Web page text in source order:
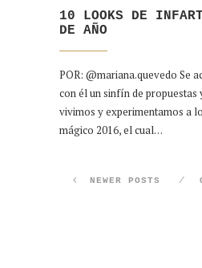
10 LOOKS DE
DE AÑO
POR: @mariana.quevedo Se
con él un sinfín de propuestas
vivimos y experimentamos a
mágico 2016, el cual…
NEWER POSTS